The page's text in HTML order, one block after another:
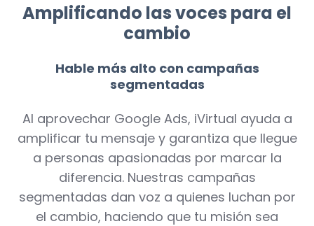
Amplificando las voces para el
cambio
Hable más alto con campañas
segmentadas
Al aprovechar Google Ads, iVirtual ayuda a
amplificar tu mensaje y garantiza que llegue
a personas apasionadas por marcar la
diferencia. Nuestras campañas
segmentadas dan voz a quienes luchan por
el cambio, haciendo que tu misión sea